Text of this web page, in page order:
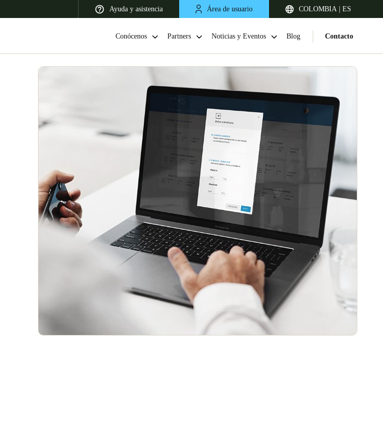
Ayuda y asistencia Área de usuario COLOMBIA | ES
Chile
Conócenos Partners Noticias y Eventos Blog Contacto